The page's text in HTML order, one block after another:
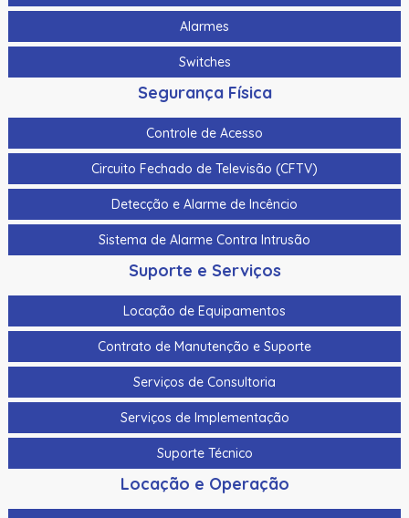
Alarmes
Switches
Segurança Física
Controle de Acesso
Circuito Fechado de Televisão (CFTV)
Detecção e Alarme de Incêncio
Sistema de Alarme Contra Intrusão
Suporte e Serviços
Locação de Equipamentos
Contrato de Manutenção e Suporte
Serviços de Consultoria
Serviços de Implementação
Suporte Técnico
Locação e Operação